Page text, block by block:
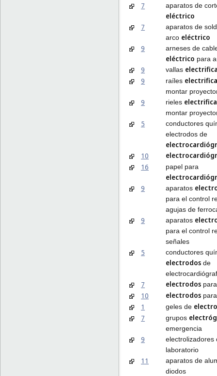
7
aparatos de
eléctrico
7
aparatos de
arco eléctrico
9
arneses de
eléctrico para
9 vallas
9
raíles
montar
9 rieles
montar
5
conductores
electrodos de
10
16
papel para
9
aparatos
para el control
agujas de
9 aparatos
para el control
señales
5 conductores
electrodos de
7 electrodos
10 electrodos
1 geles de
7
grupos
emergencia
9
electrolizadores
laboratorio
11
aparatos de
diodos